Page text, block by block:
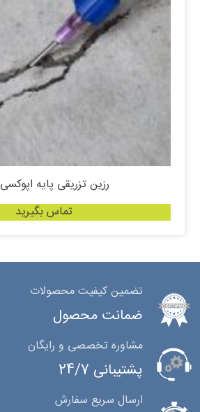
رزین تزریقی پایه اپوکسی EIR
تماس بگیرید
تضمین کیفیت محصولات
ضمانت محصول
مشاوره تخصصی و رایگان
پشتیبانی 24/7
ارسال سریع سفارش